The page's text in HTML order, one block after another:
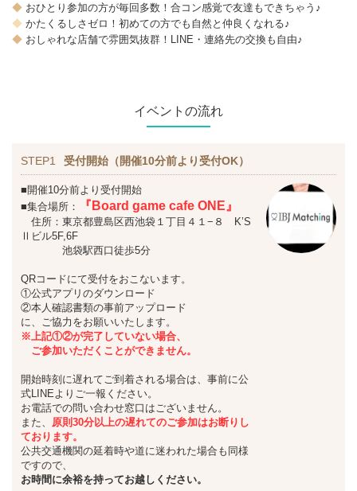
◆ おひとり参加の方が毎回多数！合コン感覚で友達もできちゃう♪
◆ かたくるしさゼロ！初めての方でも自然と仲良くなれる♪
◆ おしゃれな店舗で雰囲気抜群！LINE・連絡先の交換も自由♪
イベントの流れ
STEP1 受付開始（開催10分前より受付OK）
■開催10分前より受付開始
■集合場所：
『Board game cafe ONE』
住所： 東京都豊島区西池袋１丁目４１−８ K’S
Ⅱビル5F,6F
池袋駅西口徒歩5分
QRコードにて受付をおこないます。
①公式アプリのダウンロード
②本人確認書類の事前アップロード
に、ご協力をお願いいたします。
※上記①②が完了していない場合、
ご参加いただくことができません。
開始時刻に遅れてご到着される場合は、事前に公
式LINEよりご一報ください。
お電話での問い合わせ窓口はございません。
また、 原則30分以上の遅れてのご参加はお断りし
ております。
公共交通機関の延着時や道に迷われた場合も同様
ですので、
お時間に余裕を持ってお越しください。